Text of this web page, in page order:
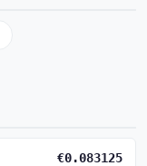
€0.083125